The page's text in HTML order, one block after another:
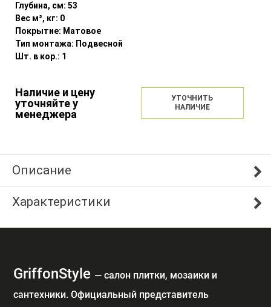
Глубина, см: 53
Вес м², кг: 0
Покрытие: Матовое
Тип монтажа: Подвесной
Шт. в кор.: 1
Наличие и цену
уточняйте у
менеджера
УТОЧНИТЬ
НАЛИЧИЕ
Описание
Характеристики
GriffonStyle — cалон плитки, мозаики и
сантехники. Официальный представитель